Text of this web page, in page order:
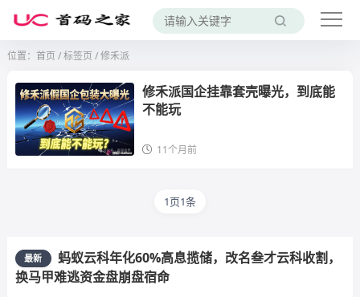
位置： 首页 /标签页 / 修禾派
修禾派国企挂靠套壳曝光，到底能
不能玩
11个月前
1页1条
最新
蚂蚁云科年化60%高息揽储，改名叁才云科收割，
换马甲难逃资金盘崩盘宿命